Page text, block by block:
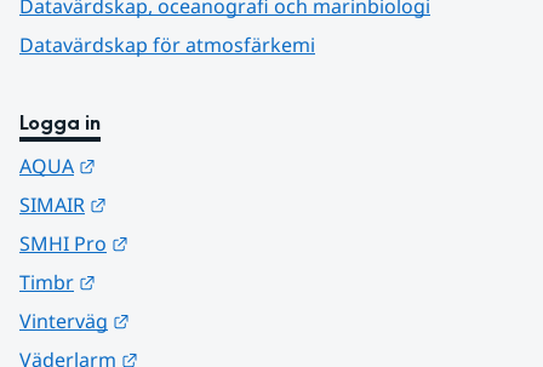
Datavärdskap, oceanografi och marinbiologi
Datavärdskap för atmosfärkemi
Logga in
AQUA
SIMAIR
SMHI Pro
Timbr
Vinterväg
Väderlarm